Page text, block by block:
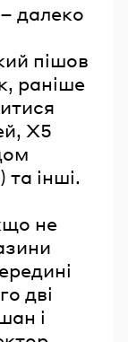
далеко
пішов
раніше
X5
інші.
не
дві
і